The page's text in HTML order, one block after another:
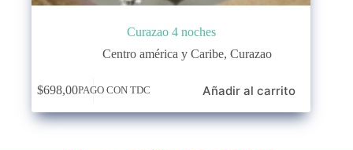
Curazao 4 noches
Centro américa y Caribe, Curazao
$698,00PAGO CON TDC Añadir al carrito